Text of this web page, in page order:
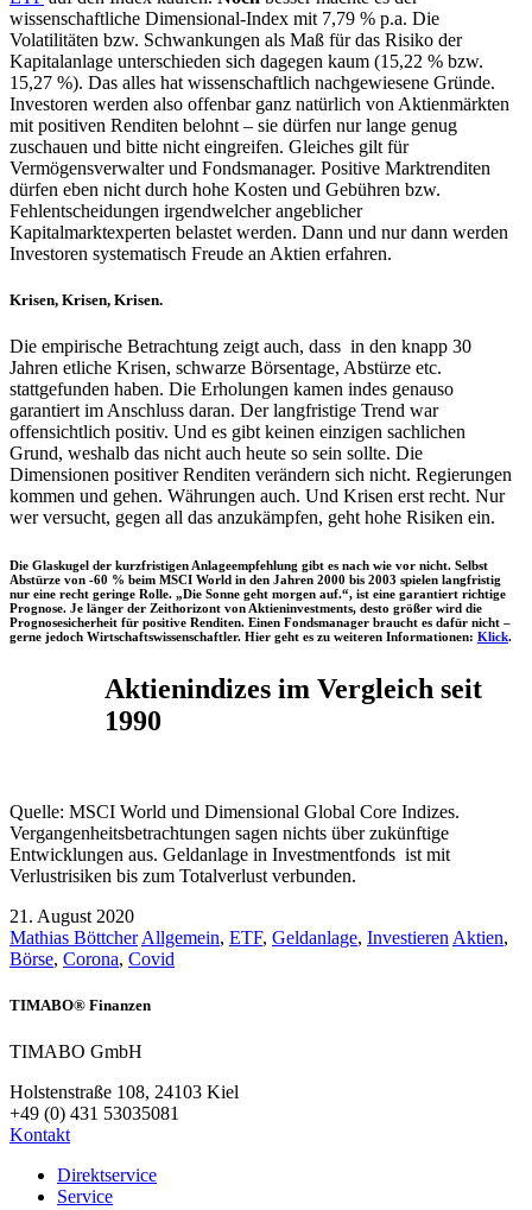
wissenschaftliche Dimensional-Index mit 7,79 % p.a. Die
Volatilitäten bzw. Schwankungen als Maß für das Risiko der
Kapitalanlage unterschieden sich dagegen kaum (15,22 % bzw.
15,27 %). Das alles hat wissenschaftlich nachgewiesene Gründe.
Investoren werden also offenbar ganz natürlich von Aktienmärkten
mit positiven Renditen belohnt – sie dürfen nur lange genug
zuschauen und bitte nicht eingreifen. Gleiches gilt für
Vermögensverwalter und Fondsmanager. Positive Marktrenditen
dürfen eben nicht durch hohe Kosten und Gebühren bzw.
Fehlentscheidungen irgendwelcher angeblicher
Kapitalmarktexperten belastet werden. Dann und nur dann werden
Investoren systematisch Freude an Aktien erfahren.
Krisen, Krisen, Krisen.
Die empirische Betrachtung zeigt auch, dass in den knapp 30
Jahren etliche Krisen, schwarze Börsentage, Abstürze etc.
stattgefunden haben. Die Erholungen kamen indes genauso
garantiert im Anschluss daran. Der langfristige Trend war
offensichtlich positiv. Und es gibt keinen einzigen sachlichen
Grund, weshalb das nicht auch heute so sein sollte. Die
Dimensionen positiver Renditen verändern sich nicht. Regierungen
kommen und gehen. Währungen auch. Und Krisen erst recht. Nur
wer versucht, gegen all das anzukämpfen, geht hohe Risiken ein.
Die Glaskugel der kurzfristigen Anlageempfehlung gibt es nach wie vor nicht. Selbst
Abstürze von -60 % beim MSCI World in den Jahren 2000 bis 2003 spielen langfristig
nur eine recht geringe Rolle. „Die Sonne geht morgen auf.“, ist eine garantiert richtige
Prognose. Je länger der Zeithorizont von Aktieninvestments, desto größer wird die
Prognosesicherheit für positive Renditen. Einen Fondsmanager braucht es dafür nicht –
gerne jedoch Wirtschaftswissenschaftler. Hier geht es zu weiteren Informationen: Klick.
Aktienindizes im Vergleich seit
1990
Quelle: MSCI World und Dimensional Global Core Indizes.
Vergangenheitsbetrachtungen sagen nichts über zukünftige
Entwicklungen aus. Geldanlage in Investmentfonds ist mit
Verlustrisiken bis zum Totalverlust verbunden.
21. August 2020
Mathias Böttcher Allgemein, ETF, Geldanlage, Investieren Aktien,
Börse, Corona, Covid
TIMABO® Finanzen
TIMABO GmbH
Holstenstraße 108, 24103 Kiel
+49 (0) 431 53035081
Kontakt
Direktservice
Service